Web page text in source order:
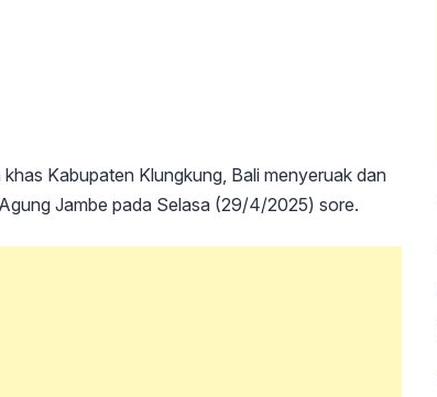
Kabupaten Klungkung, Bali menyeruak dan
Jambe pada Selasa (29/4/2025) sore.